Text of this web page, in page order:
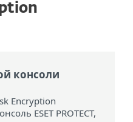
консоли
Encryption
ESET PROTECT,